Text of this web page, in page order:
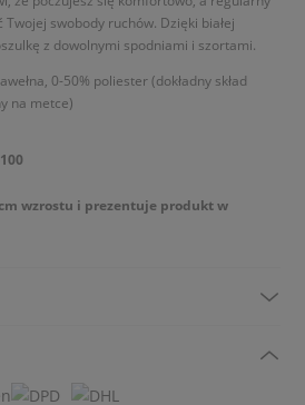
swobody ruchów. Dzięki białej
z dowolnymi spodniami i szortami.
0-50% poliester (dokładny skład
na metce)
wzrostu i prezentuje produkt w